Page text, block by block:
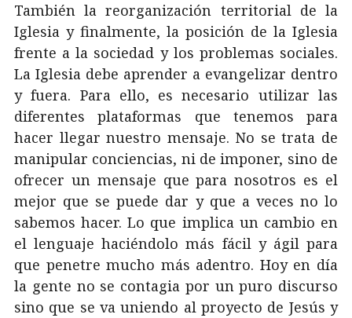
También la reorganización territorial de la
Iglesia y finalmente, la posición de la Iglesia
frente a la sociedad y los problemas sociales.
La Iglesia debe aprender a evangelizar dentro
y fuera. Para ello, es necesario utilizar las
diferentes plataformas que tenemos para
hacer llegar nuestro mensaje. No se trata de
manipular conciencias, ni de imponer, sino de
ofrecer un mensaje que para nosotros es el
mejor que se puede dar y que a veces no lo
sabemos hacer. Lo que implica un cambio en
el lenguaje haciéndolo más fácil y ágil para
que penetre mucho más adentro. Hoy en día
la gente no se contagia por un puro discurso
sino que se va uniendo al proyecto de Jesús y